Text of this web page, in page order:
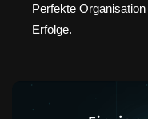
Perfekte
Erfolge.